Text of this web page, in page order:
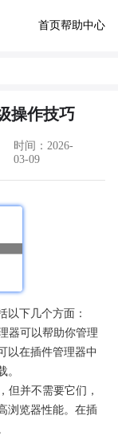
首页帮助中心
操作技巧
时间：2026-
03-09
以下几个方面：
器可以帮助你管理
以在插件管理器中
。
但并不需要它们，
浏览器性能。在插